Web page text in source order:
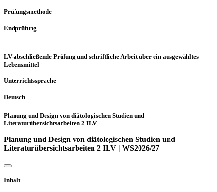
Prüfungsmethode
Endprüfung
LV-abschließende Prüfung und schriftliche Arbeit über ein ausgewähltes
Lebensmittel
Unterrichtssprache
Deutsch
Planung und Design von diätologischen Studien und
Literaturübersichtsarbeiten 2 ILV
Planung und Design von diätologischen Studien und
Literaturübersichtsarbeiten 2 ILV | WS2026/27
Inhalt